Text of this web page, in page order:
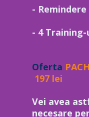
-
- 4
Oferta
197 lei
Vei avea
necesare